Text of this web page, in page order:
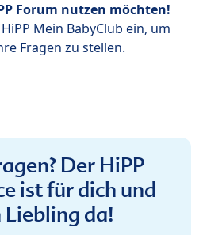
Forum nutzen möchten!
Mein BabyClub ein, um
Fragen zu stellen.
Der HiPP
ist für dich und
Liebling da!